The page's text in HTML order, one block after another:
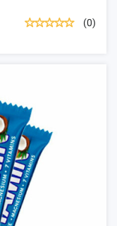
(0)